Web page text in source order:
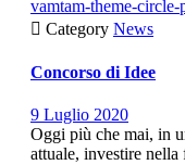
vamtam-theme-circle-
 Category News
Concorso di Idee
9 Luglio 2020
Oggi più che mai, in
attuale, investire nella